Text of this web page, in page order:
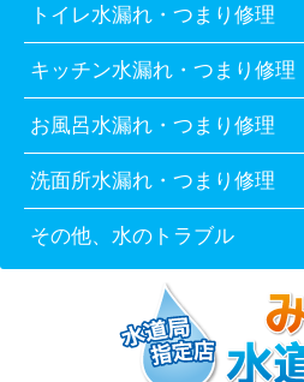
トイレ水漏れ・つまり修理
キッチン水漏れ・つまり修理
お風呂水漏れ・つまり修理
洗面所水漏れ・つまり修理
その他、水のトラブル